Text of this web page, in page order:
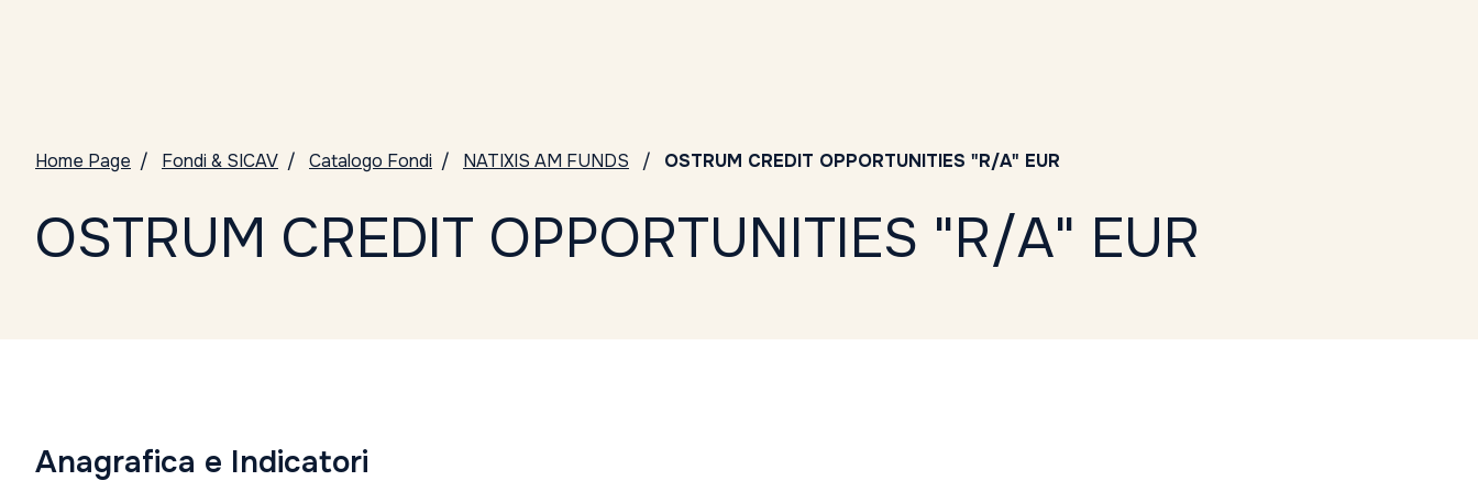
Home Page Fondi & SICAV Catalogo Fondi NATIXIS AM FUNDS OSTRUM CREDIT OPPORTUNITIES "R/A" EUR
OSTRUM CREDIT OPPORTUNITIES "R/A" EUR
Anagrafica e Indicatori